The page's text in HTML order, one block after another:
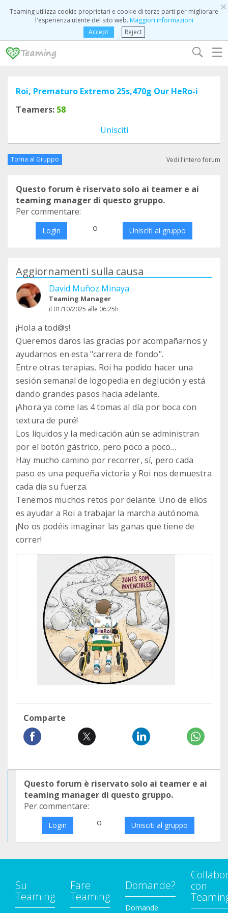
×
Teaming utilizza cookie proprietari e cookie di terze parti per migliorare
l'esperienza utente del sito web. Maggiori informazioni
Accept
Reject
☰
Roi, Prematuro Extremo 25s,470g Our HeRo-i
Teamers: 58
Unisciti
Torna al Gruppo Vedi l'intero forum
Questo forum è riservato solo ai teamer e ai
teaming manager di questo gruppo.
Per commentare:
Login o Unisciti al gruppo
Aggiornamenti sulla causa
David Muñoz Minaya
Teaming Manager
il 01/10/2025 alle 06:25h
¡Hola a tod@s!
Queremos daros las gracias por acompañarnos y
ayudarnos en esta "carrera de fondo".
Entre otras terapias, Roi ha podido hacer una
sesión semanal de logopedia en deglución y está
dando grandes pasos hacia adelante.
¡Ahora ya come las 4 tomas al día por boca con
textura de puré!
Los líquidos y la medicación aún se administran
por el botón gástrico, pero poco a poco…
Hay mucho camino por recorrer, sí, pero cada
paso es una pequeña victoria y Roi nos demuestra
cada día su fuerza.
Tenemos muchos retos por delante. Uno de ellos
es ayudar a Roi a trabajar la marcha autónoma.
¡No os podéis imaginar las ganas que tiene de
correr!
Comparte
Questo forum è riservato solo ai teamer e ai
teaming manager di questo gruppo.
Per commentare:
Login o Unisciti al gruppo
Su
Teaming
Fare
Teaming
Domande?
Domande
con